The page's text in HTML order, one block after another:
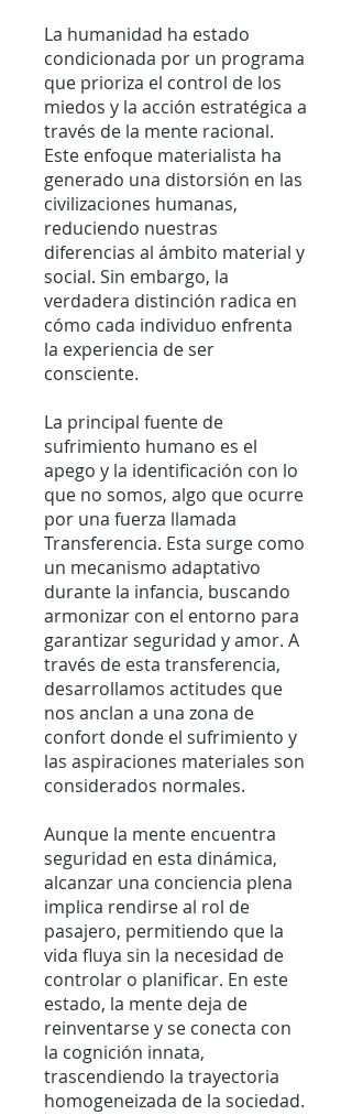
La humanidad ha estado
condicionada por un programa
que prioriza el control de los
miedos y la acción estratégica a
través de la mente racional.
Este enfoque materialista ha
generado una distorsión en las
civilizaciones humanas,
reduciendo nuestras
diferencias al ámbito material y
social. Sin embargo, la
verdadera distinción radica en
cómo cada individuo enfrenta
la experiencia de ser
consciente.
La principal fuente de
sufrimiento humano es el
apego y la identificación con lo
que no somos, algo que ocurre
por una fuerza llamada
Transferencia. Esta surge como
un mecanismo adaptativo
durante la infancia, buscando
armonizar con el entorno para
garantizar seguridad y amor. A
través de esta transferencia,
desarrollamos actitudes que
nos anclan a una zona de
confort donde el sufrimiento y
las aspiraciones materiales son
considerados normales.
Aunque la mente encuentra
seguridad en esta dinámica,
alcanzar una conciencia plena
implica rendirse al rol de
pasajero, permitiendo que la
vida fluya sin la necesidad de
controlar o planificar. En este
estado, la mente deja de
reinventarse y se conecta con
la cognición innata,
trascendiendo la trayectoria
homogeneizada de la sociedad.